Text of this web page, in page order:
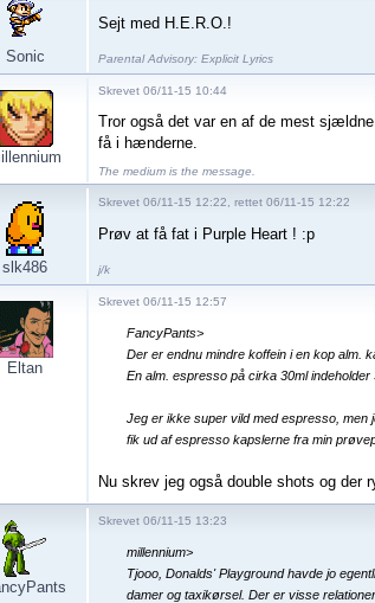
Sonic
Sejt med H.E.R.O.!
Parental Advisory: Explicit Lyrics
Skrevet 06/11-15 10:44
Tror også det var en af de mest
få i hænderne.
The medium is the message.
slk486
Skrevet 06/11-15 12:22, rettet 06/11-15 12:22
Prøv at få fat i Purple Heart ! :p
j/k
Eltan
Skrevet 06/11-15 12:57
FancyPants>
Der er endnu mindre koffein i en kop alm.
En alm. espresso på cirka 30ml
Jeg er ikke super vild med espresso, men
fik ud af espresso kapslerne fra min
Nu skrev jeg også double shots og
Skrevet 06/11-15 13:23
millennium>
Tjooo, Donalds' Playground havde jo
damer og taxikørsel. Der er visse relationer.